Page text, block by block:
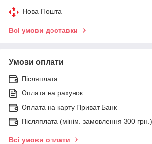
Нова Пошта
Всі умови доставки
Умови оплати
Післяплата
Оплата на рахунок
Оплата на карту Приват Банк
Післяплата (мінім. замовлення 300 грн.)
Всі умови оплати